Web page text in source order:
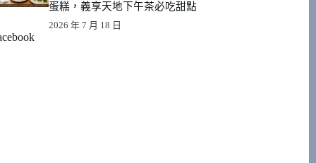
蛋糕，義享天地下午茶必吃甜點
2026 年 7 月 18 日